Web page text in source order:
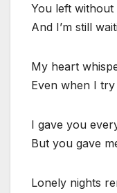
You left without
And I’m still
My heart
Even when I
I gave you
But you gave
Lonely nights